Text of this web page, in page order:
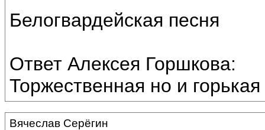
Белогвардейская песня
Ответ Алексея Горшкова:
Торжественная но и
Вячеслав Серёгин